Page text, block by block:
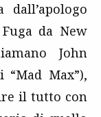
dall’apologo
da New
John
Max”),
il tutto con